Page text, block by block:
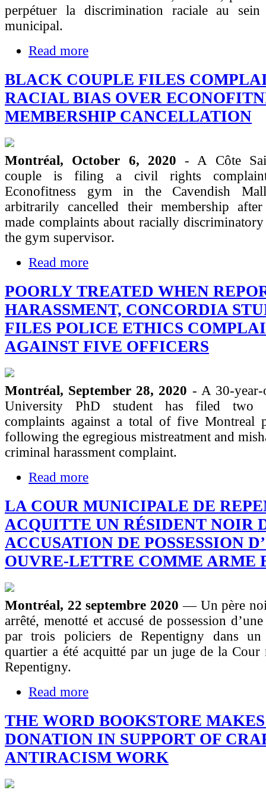
perpétuer la discrimination raciale au sein
municipal.
Read more
BLACK COUPLE FILES
RACIAL BIAS OVER
MEMBERSHIP CANCELLATION
Montréal, October 6, 2020 - A Côte
couple is filing a civil rights
Econofitness gym in the Cavendish
arbitrarily cancelled their membership
made complaints about racially
the gym supervisor.
Read more
POORLY TREATED WHEN
HARASSMENT, CONCORDIA
FILES POLICE ETHICS
AGAINST FIVE OFFICERS
Montréal, September 28, 2020 - A 30-
University PhD student has filed two
complaints against a total of five Montreal
following the egregious mistreatment and
criminal harassment complaint.
Read more
LA COUR MUNICIPALE DE
ACQUITTE UN RÉSIDENT NOIR
ACCUSATION DE POSSESSION
OUVRE-LETTRE COMME ARME
Montréal, 22 septembre 2020— Un père
arrêté, menotté et accusé de possession
par trois policiers de Repentigny dans
quartier a été acquitté par un juge de la Cour
Repentigny.
Read more
THE WORD BOOKSTORE
DONATION IN SUPPORT OF
ANTIRACISM WORK